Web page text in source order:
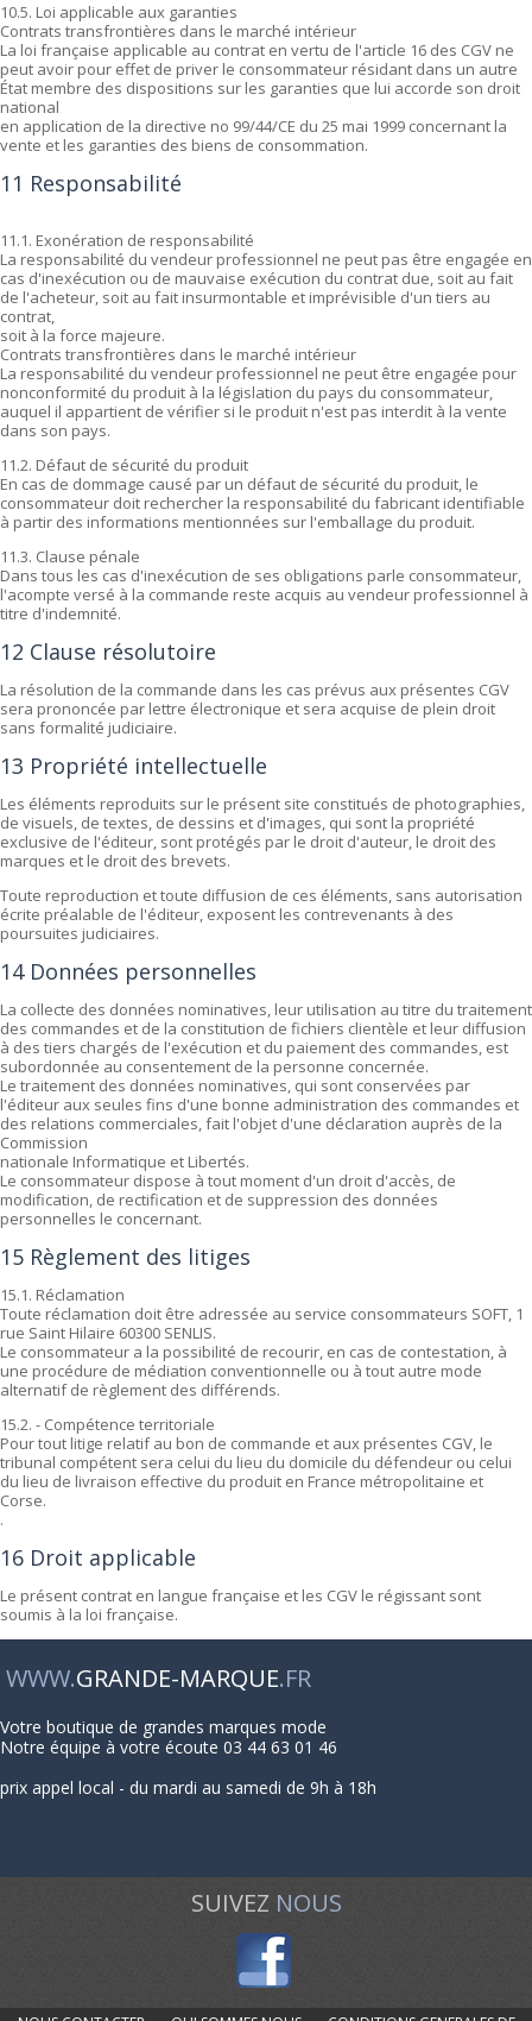
10.5. Loi applicable aux garanties
Contrats transfrontières dans le marché intérieur
La loi française applicable au contrat en vertu de l'article 16 des CGV ne
peut avoir pour effet de priver le consommateur résidant dans un autre
État membre des dispositions sur les garanties que lui accorde son droit
national
en application de la directive no 99/44/CE du 25 mai 1999 concernant la
vente et les garanties des biens de consommation.
11 Responsabilité
11.1. Exonération de responsabilité
La responsabilité du vendeur professionnel ne peut pas être engagée en
cas d'inexécution ou de mauvaise exécution du contrat due, soit au fait
de l'acheteur, soit au fait insurmontable et imprévisible d'un tiers au
contrat,
soit à la force majeure.
Contrats transfrontières dans le marché intérieur
La responsabilité du vendeur professionnel ne peut être engagée pour
nonconformité du produit à la législation du pays du consommateur,
auquel il appartient de vérifier si le produit n'est pas interdit à la vente
dans son pays.
11.2. Défaut de sécurité du produit
En cas de dommage causé par un défaut de sécurité du produit, le
consommateur doit rechercher la responsabilité du fabricant identifiable
à partir des informations mentionnées sur l'emballage du produit.
11.3. Clause pénale
Dans tous les cas d'inexécution de ses obligations parle consommateur,
l'acompte versé à la commande reste acquis au vendeur professionnel à
titre d'indemnité.
12 Clause résolutoire
La résolution de la commande dans les cas prévus aux présentes CGV
sera prononcée par lettre électronique et sera acquise de plein droit
sans formalité judiciaire.
13 Propriété intellectuelle
Les éléments reproduits sur le présent site constitués de photographies,
de visuels, de textes, de dessins et d'images, qui sont la propriété
exclusive de l'éditeur, sont protégés par le droit d'auteur, le droit des
marques et le droit des brevets.
Toute reproduction et toute diffusion de ces éléments, sans autorisation
écrite préalable de l'éditeur, exposent les contrevenants à des
poursuites judiciaires.
14 Données personnelles
La collecte des données nominatives, leur utilisation au titre du traitement
des commandes et de la constitution de fichiers clientèle et leur diffusion
à des tiers chargés de l'exécution et du paiement des commandes, est
subordonnée au consentement de la personne concernée.
Le traitement des données nominatives, qui sont conservées par
l'éditeur aux seules fins d'une bonne administration des commandes et
des relations commerciales, fait l'objet d'une déclaration auprès de la
Commission
nationale Informatique et Libertés.
Le consommateur dispose à tout moment d'un droit d'accès, de
modification, de rectification et de suppression des données
personnelles le concernant.
15 Règlement des litiges
15.1. Réclamation
Toute réclamation doit être adressée au service consommateurs SOFT, 1
rue Saint Hilaire 60300 SENLIS.
Le consommateur a la possibilité de recourir, en cas de contestation, à
une procédure de médiation conventionnelle ou à tout autre mode
alternatif de règlement des différends.
15.2. - Compétence territoriale
Pour tout litige relatif au bon de commande et aux présentes CGV, le
tribunal compétent sera celui du lieu du domicile du défendeur ou celui
du lieu de livraison effective du produit en France métropolitaine et
Corse.
.
16 Droit applicable
Le présent contrat en langue française et les CGV le régissant sont
soumis à la loi française.
WWW.GRANDE-MARQUE.FR
Votre boutique de grandes marques mode
Notre équipe à votre écoute 03 44 63 01 46
prix appel local - du mardi au samedi de 9h à 18h
SUIVEZ NOUS